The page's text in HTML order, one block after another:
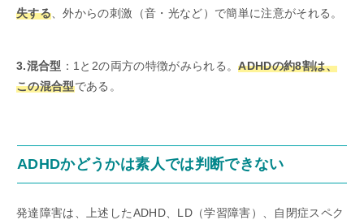
失する 、外からの刺激（音・光など）で簡単に注意がそれる。
3.混合型 ：1と2の両方の特徴がみられる。ADHDの約8割は、
この混合型である。
ADHDかどうかは素人では判断できない
発達障害は、上述したADHD、LD（学習障害）、自閉症スペク